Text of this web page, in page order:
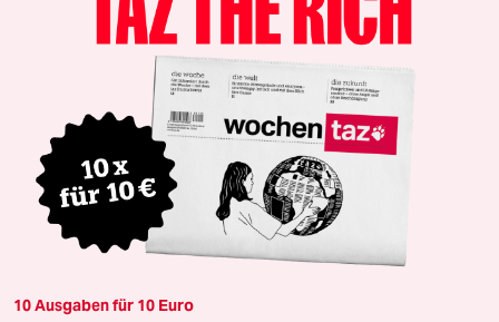
10 Ausgaben für 10 Euro